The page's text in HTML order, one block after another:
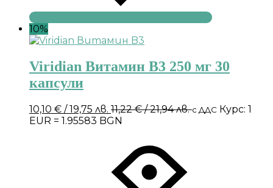
10%
Viridian Витамин B3 250 мг 30
капсули
10,10 € / 19,75 лв. 11,22€/ 21,94 лв.с ДДС Курс: 1
EUR = 1.95583 BGN